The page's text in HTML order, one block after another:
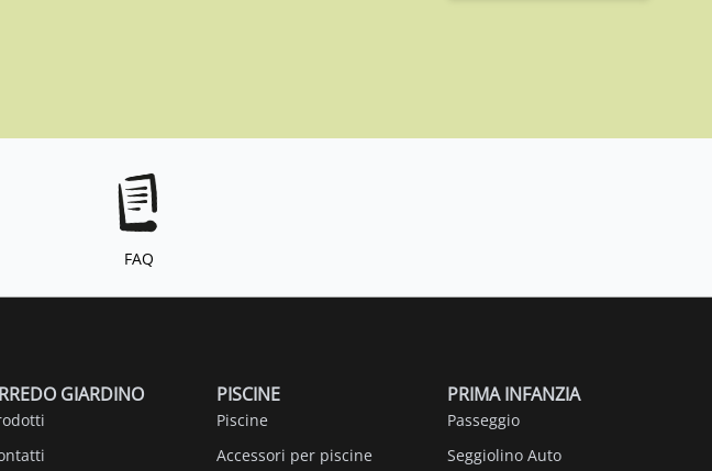
FAQ
GIARDINO PISCINE
Piscine
Accessori per piscine
PRIMA INFANZIA
Passeggio
Seggiolino Auto